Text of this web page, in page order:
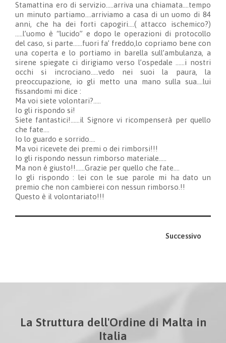
Stamattina ero di servizio…..arriva una chiamata….tempo
un minuto partiamo….arriviamo a casa di un uomo di 84
anni, che ha dei forti capogiri….( attacco ischemico?)
…..l’uomo è “lucido” e dopo le operazioni di protocollo
del caso, si parte……fuori fa’ freddo,lo copriamo bene con
una coperta e lo portiamo in barella sull’ambulanza, a
sirene spiegate ci dirigiamo verso l’ospedale ……i nostri
occhi si incrociano…..vedo nei suoi la paura, la
preoccupazione, io gli metto una mano sulla sua….lui
fissandomi mi dice :
Ma voi siete volontari?…..
Io gli rispondo si!
Siete fantastici!……il Signore vi ricompenserà per quello
che fate….
Io lo guardo e sorrido….
Ma voi ricevete dei premi o dei rimborsi!!!
Io gli rispondo nessun rimborso materiale…..
Ma non è giusto!!……Grazie per quello che fate….
Io gli rispondo : lei con le sue parole mi ha dato un
premio che non cambierei con nessun rimborso.!!
Questo è il volontariato!!!
Successivo
La Struttura dell'Ordine di Malta in
Italia